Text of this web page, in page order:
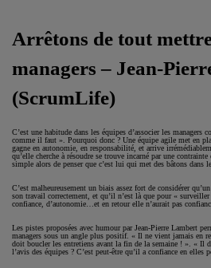
Arrêtons de tout
managers – Jean-
(ScrumLife)
C’est une habitude dans les équipes d’associer les managers
comme il faut ». Pourquoi donc ? Une équipe agile met en
gagne en autonomie, en responsabilité, et arrive
qu’elle cherche à résoudre se trouve incarné par une
simple alors de penser que c’est lui qui met des bâtons dans
C’est malheureusement un biais assez fort de considérer
son travail correctement, et qu’il n’est là que pour «
confiance, d’autonomie…et en retour elle n’aurait pas
Les pistes proposées avec humour par Jean-Pierre Lambert
managers sous un angle plus positif. « Il ne vient jamais en
doit boucler les entretiens avant la fin de la semaine ! ». « Il
l’avis des équipes ? C’est peut-être qu’il a confiance en elles